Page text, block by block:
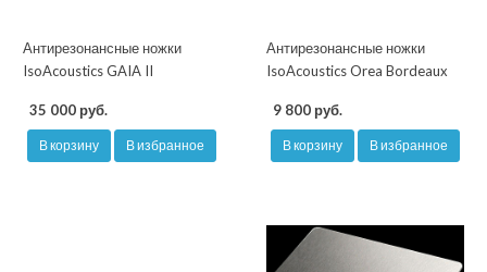
Антирезонансные ножки
IsoAcoustics GAIA II
35 000 руб.
В корзину В избранное
Антирезонансные ножки
IsoAcoustics Orea Bordeaux
9 800 руб.
В корзину В избранное